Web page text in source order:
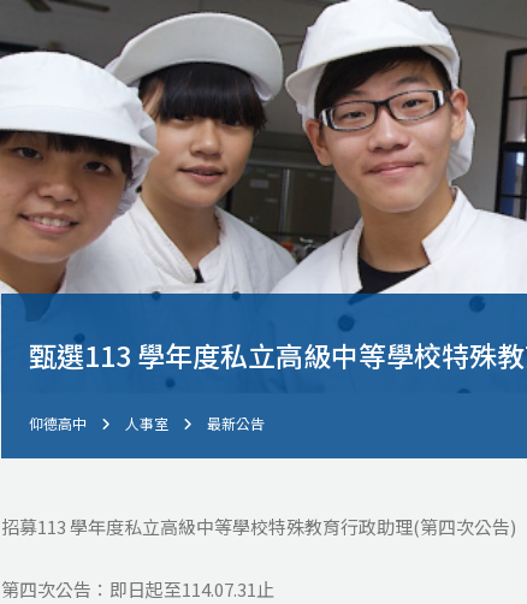
甄選113 學年度私立高級中等學校特殊
仰德高中 人事室 最新公告
招募113 學年度私立高級中等學校特殊教育行政助理(第四次公告)
第四次公告：即日起至114.07.31止